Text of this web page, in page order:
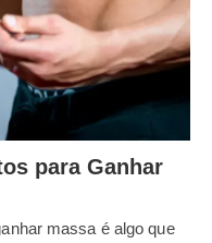
para Ganhar
massa é algo que